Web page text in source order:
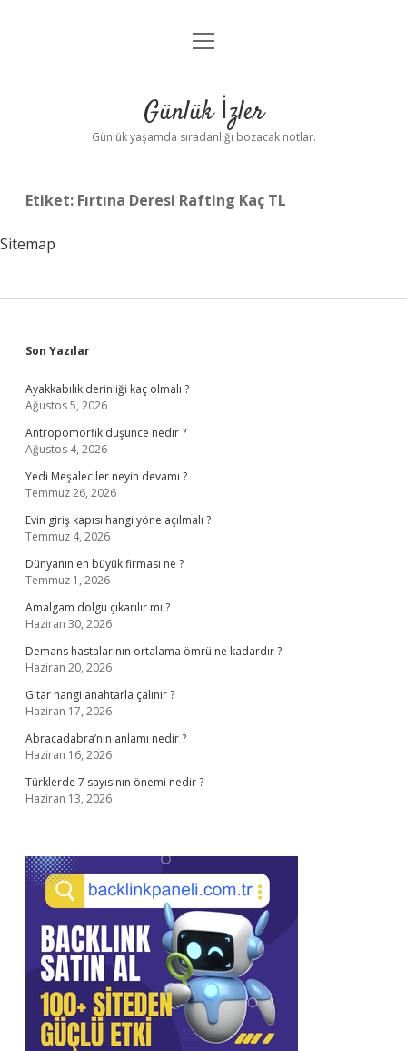
Anasayfa
Yasal Uyarı
menüyü
Günlük İzler
Günlük yaşamda sıradanlığı bozacak notlar.
Etiket: Fırtına Deresi Rafting Kaç TL
Sitemap
Sidebar
Son Yazılar
Ayakkabılık derinliği kaç olmalı ?
Ağustos 5, 2026
Antropomorfik düşünce nedir ?
Ağustos 4, 2026
Yedi Meşaleciler neyin devamı ?
Temmuz 26, 2026
Evin giriş kapısı hangi yöne açılmalı ?
Temmuz 4, 2026
Dünyanın en büyük firması ne ?
Temmuz 1, 2026
Amalgam dolgu çıkarılır mı ?
Haziran 30, 2026
Demans hastalarının ortalama ömrü ne kadardır ?
Haziran 20, 2026
Gitar hangi anahtarla çalınır ?
Haziran 17, 2026
Abracadabra’nın anlamı nedir ?
Haziran 16, 2026
Türklerde 7 sayısının önemi nedir ?
Haziran 13, 2026